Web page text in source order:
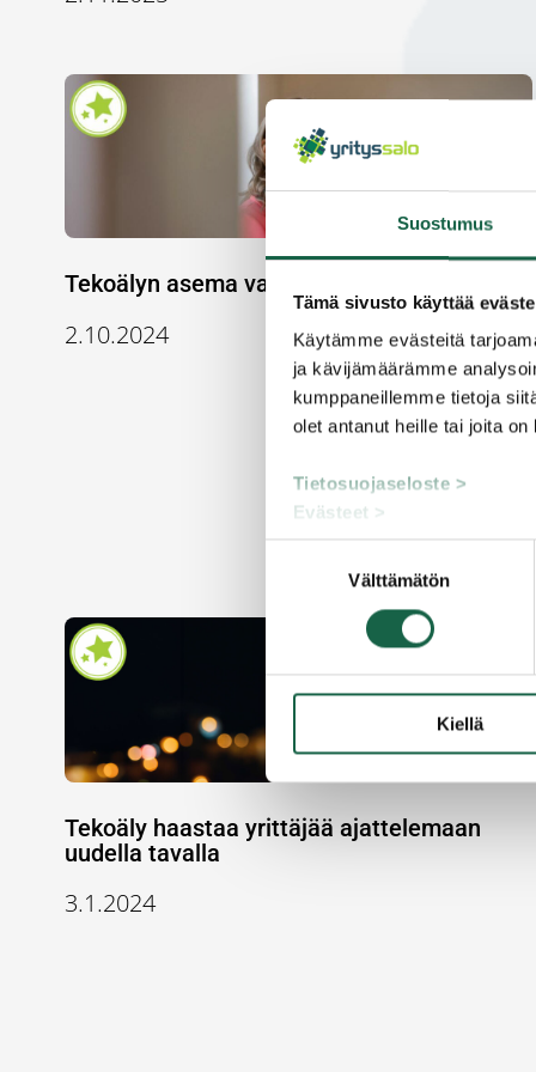
Suostumus
Tämä sivusto käyttää
Käytämme evästeitä
ja kävijämäärämme
kumppaneillemme tietoja
olet antanut heille tai joita
Tietosuojaseloste >
Evästeet >
Välttämätön
Kiellä
Tekoälyn asema vahvistuu teollisuudessa
2.10.2024
Tekoäly haastaa yrittäjää ajattelemaan
uudella tavalla
3.1.2024